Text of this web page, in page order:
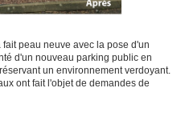
peau neuve avec la pose d'un
d'un nouveau parking public en
un environnement verdoyant.
ont fait l'objet de demandes de